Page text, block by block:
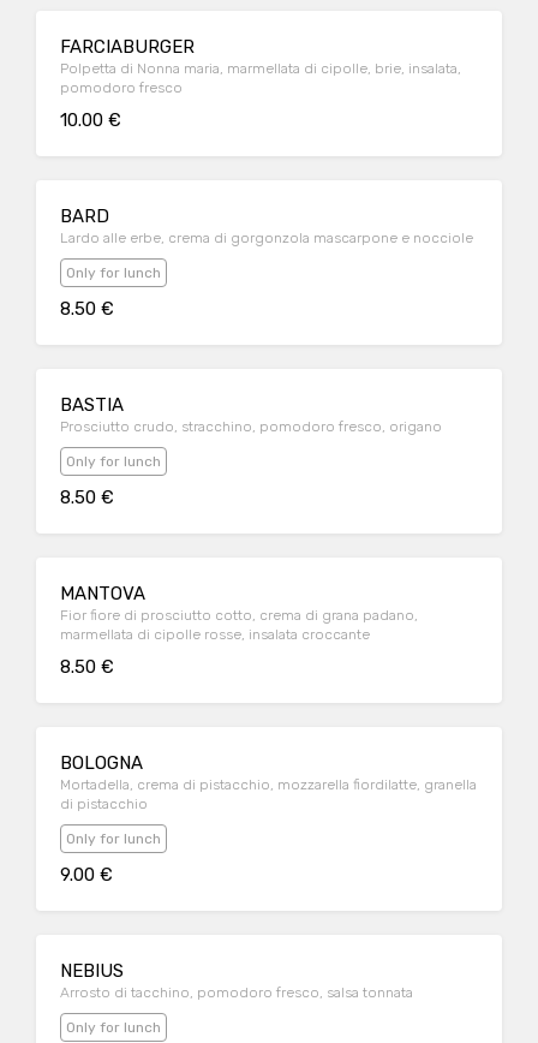
FARCIABURGER
Polpetta di Nonna maria, marmellata di cipolle, brie, insalata,
pomodoro fresco
10.00 €
BARD
Lardo alle erbe, crema di gorgonzola mascarpone e nocciole
Only for lunch
8.50 €
BASTIA
Prosciutto crudo, stracchino, pomodoro fresco, origano
Only for lunch
8.50 €
MANTOVA
Fior fiore di prosciutto cotto, crema di grana padano,
marmellata di cipolle rosse, insalata croccante
8.50 €
BOLOGNA
Mortadella, crema di pistacchio, mozzarella fiordilatte, granella
di pistacchio
Only for lunch
9.00 €
NEBIUS
Arrosto di tacchino, pomodoro fresco, salsa tonnata
Only for lunch